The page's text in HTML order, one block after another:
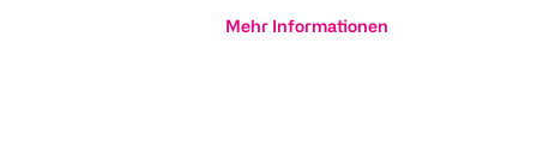
Mehr Informationen